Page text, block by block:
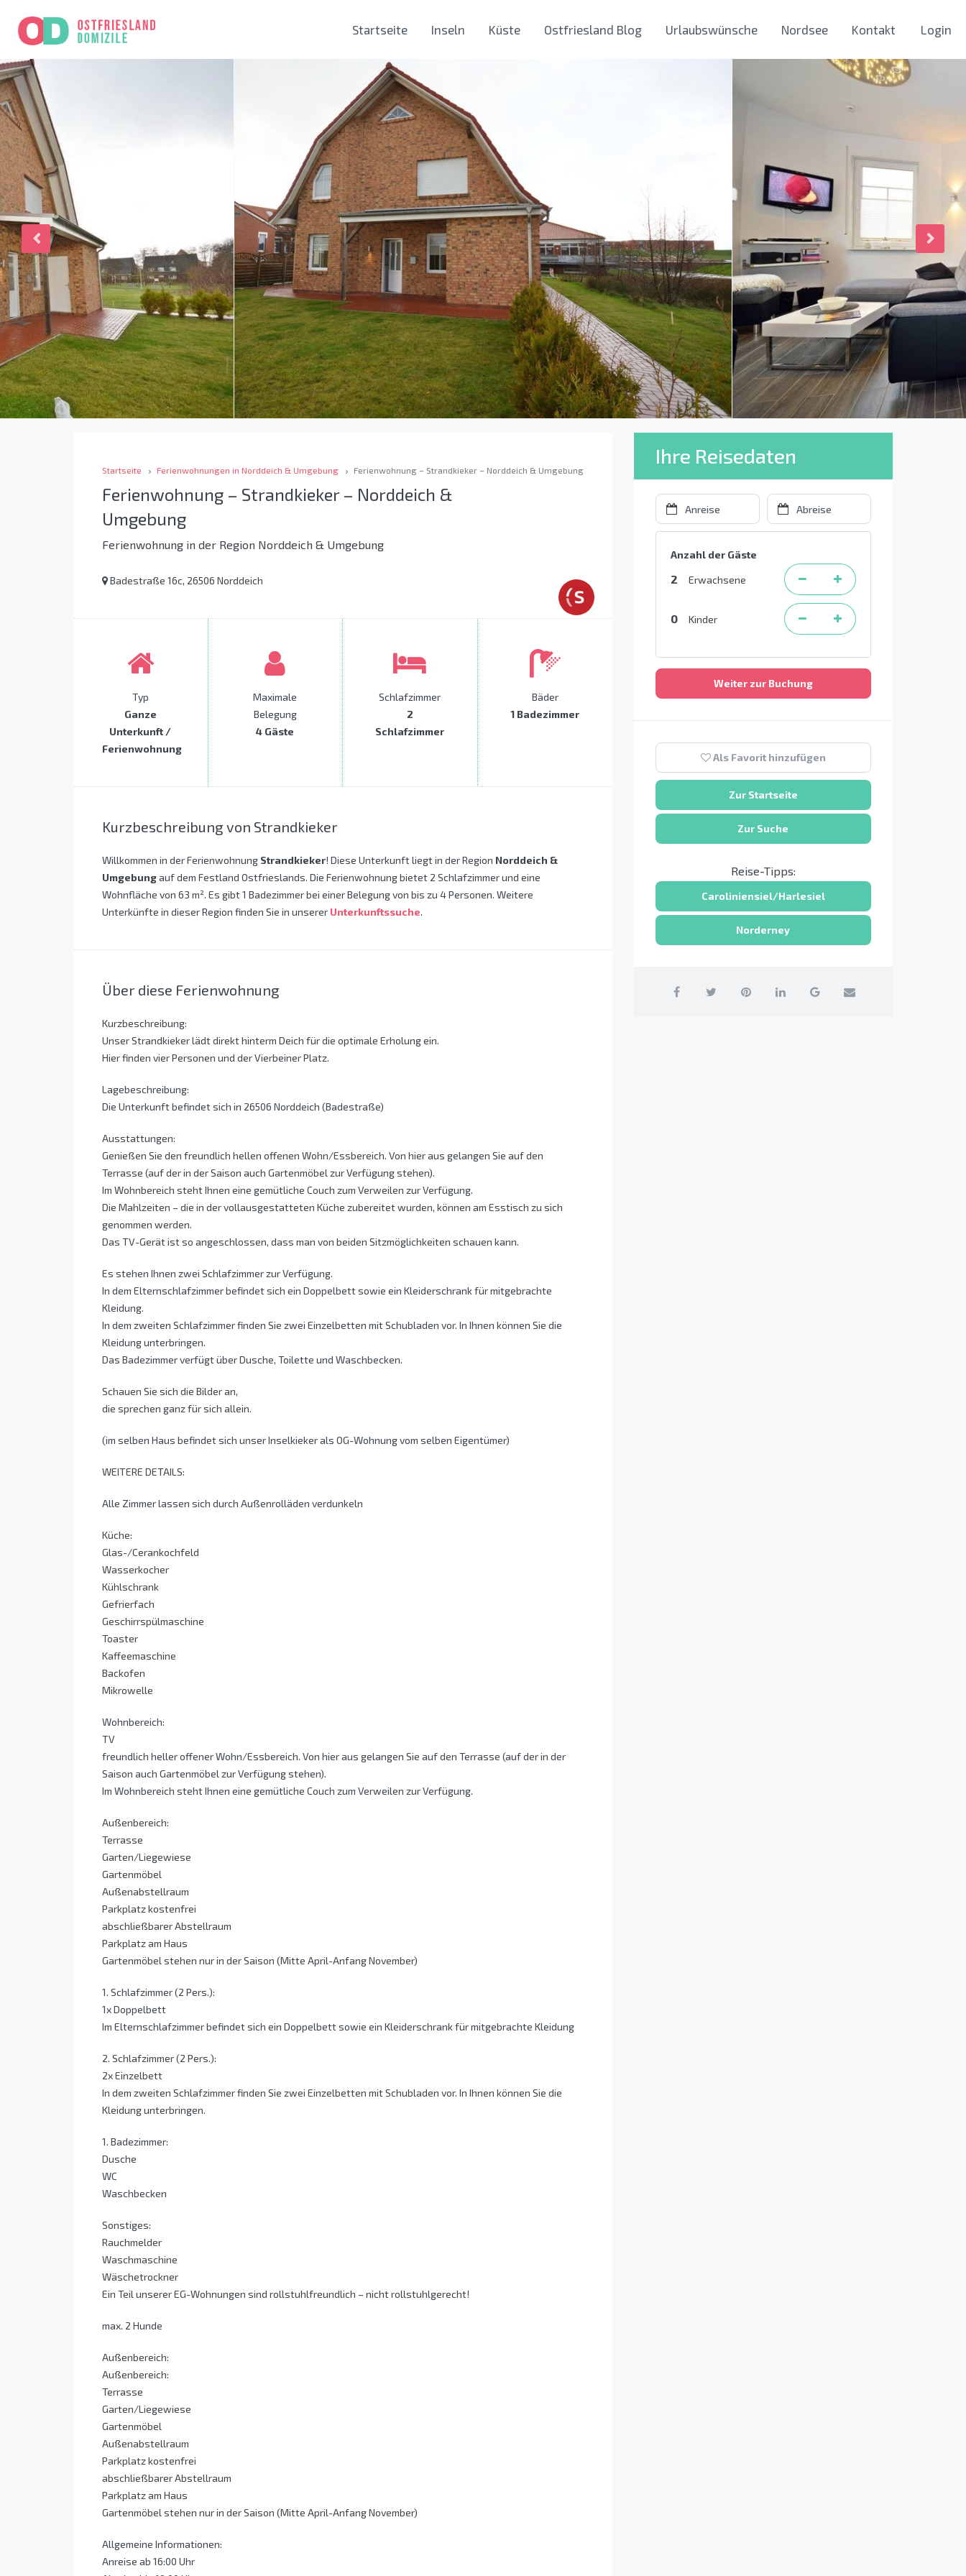
Startseite Inseln Küste Ostfriesland Blog Urlaubswünsche Nordsee Kontakt Login
Startseite Ferienwohnungen in Norddeich & Umgebung Ferienwohnung – Strandkieker – Norddeich & Umgebung
Ferienwohnung – Strandkieker – Norddeich &
Umgebung
Ferienwohnung in der Region Norddeich & Umgebung
Badestraße 16c, 26506 Norddeich
Typ
Ganze
Unterkunft /
Ferienwohnung
Maximale
Belegung
4 Gäste
Schlafzimmer
2
Schlafzimmer
Bäder
1 Badezimmer
Kurzbeschreibung von Strandkieker
Willkommen in der Ferienwohnung Strandkieker! Diese Unterkunft liegt in der Region Norddeich &
Umgebungauf dem Festland Ostfrieslands. Die Ferienwohnung bietet 2 Schlafzimmer und eine
Wohnfläche von 63 m². Es gibt 1 Badezimmer bei einer Belegung von bis zu 4 Personen. Weitere
Unterkünfte in dieser Region finden Sie in unserer Unterkunftssuche.
Über diese Ferienwohnung
Kurzbeschreibung:
Unser Strandkieker lädt direkt hinterm Deich für die optimale Erholung ein.
Hier finden vier Personen und der Vierbeiner Platz.
Lagebeschreibung:
Die Unterkunft befindet sich in 26506 Norddeich (Badestraße)
Ausstattungen:
Genießen Sie den freundlich hellen offenen Wohn/Essbereich. Von hier aus gelangen Sie auf den
Terrasse (auf der in der Saison auch Gartenmöbel zur Verfügung stehen).
Im Wohnbereich steht Ihnen eine gemütliche Couch zum Verweilen zur Verfügung.
Die Mahlzeiten – die in der vollausgestatteten Küche zubereitet wurden, können am Esstisch zu sich
genommen werden.
Das TV-Gerät ist so angeschlossen, dass man von beiden Sitzmöglichkeiten schauen kann.
Es stehen Ihnen zwei Schlafzimmer zur Verfügung.
In dem Elternschlafzimmer befindet sich ein Doppelbett sowie ein Kleiderschrank für mitgebrachte
Kleidung.
In dem zweiten Schlafzimmer finden Sie zwei Einzelbetten mit Schubladen vor. In Ihnen können Sie die
Kleidung unterbringen.
Das Badezimmer verfügt über Dusche, Toilette und Waschbecken.
Schauen Sie sich die Bilder an,
die sprechen ganz für sich allein.
(im selben Haus befindet sich unser Inselkieker als OG-Wohnung vom selben Eigentümer)
WEITERE DETAILS:
Alle Zimmer lassen sich durch Außenrolläden verdunkeln
Küche:
Glas-/Cerankochfeld
Wasserkocher
Kühlschrank
Gefrierfach
Geschirrspülmaschine
Toaster
Kaffeemaschine
Backofen
Mikrowelle
Wohnbereich:
TV
freundlich heller offener Wohn/Essbereich. Von hier aus gelangen Sie auf den Terrasse (auf der in der
Saison auch Gartenmöbel zur Verfügung stehen).
Im Wohnbereich steht Ihnen eine gemütliche Couch zum Verweilen zur Verfügung.
Außenbereich:
Terrasse
Garten/Liegewiese
Gartenmöbel
Außenabstellraum
Parkplatz kostenfrei
abschließbarer Abstellraum
Parkplatz am Haus
Gartenmöbel stehen nur in der Saison (Mitte April-Anfang November)
1. Schlafzimmer (2 Pers.):
1x Doppelbett
Im Elternschlafzimmer befindet sich ein Doppelbett sowie ein Kleiderschrank für mitgebrachte Kleidung
2. Schlafzimmer (2 Pers.):
2x Einzelbett
In dem zweiten Schlafzimmer finden Sie zwei Einzelbetten mit Schubladen vor. In Ihnen können Sie die
Kleidung unterbringen.
1. Badezimmer:
Dusche
WC
Waschbecken
Sonstiges:
Rauchmelder
Waschmaschine
Wäschetrockner
Ein Teil unserer EG-Wohnungen sind rollstuhlfreundlich – nicht rollstuhlgerecht!
max. 2 Hunde
Außenbereich:
Außenbereich:
Terrasse
Garten/Liegewiese
Gartenmöbel
Außenabstellraum
Parkplatz kostenfrei
abschließbarer Abstellraum
Parkplatz am Haus
Gartenmöbel stehen nur in der Saison (Mitte April-Anfang November)
Allgemeine Informationen:
Anreise ab 16:00 Uhr
Ihre Reisedaten
Anzahl der Gäste
2 Erwachsene
0 Kinder
Weiter zur Buchung
Als Favorit hinzufügen
Zur Startseite
Zur Suche
Reise-Tipps:
Caroliniensiel/Harlesiel
Norderney